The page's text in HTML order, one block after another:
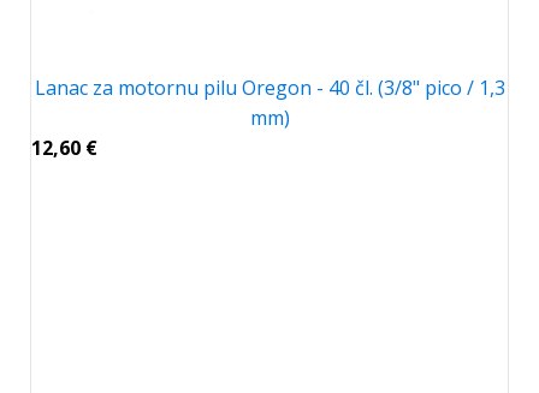
Lanac za motornu pilu Oregon - 40 čl. (3/8" pico / 1,3
mm)
12,60 €